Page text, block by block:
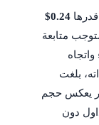
$0.24
متابعة
بلغت
يعكس حجم
دون